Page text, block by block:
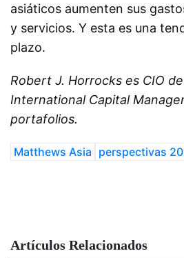
asiáticos aumenten sus
y servicios. Y esta es una
plazo.
Robert J. Horrocks es CIO
International Capital
portafolios.
Matthews Asia perspectivas
Artículos Relacionados